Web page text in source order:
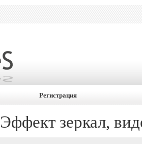
Регистрация
Эффект зеркал,